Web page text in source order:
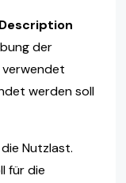
der
verwendet
werden soll
Nutzlast.
für die